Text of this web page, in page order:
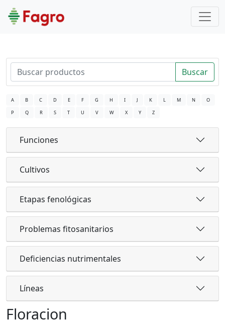
Buscar
A B C D E F G H I J K L M N
O
P
Q R S T U V W X Y Z
Funciones
Cultivos
Etapas fenológicas
Problemas fitosanitarios
Deficiencias nutrimentales
Líneas
Floracion